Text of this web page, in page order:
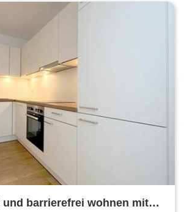
barrierefrei wohnen mit